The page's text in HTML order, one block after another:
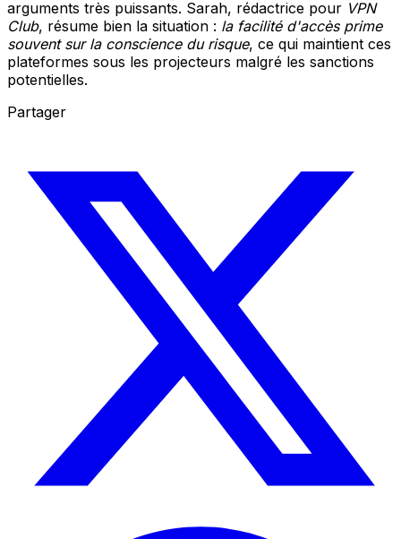
arguments très puissants. Sarah, rédactrice pour VPN
Club, résume bien la situation : la facilité d'accès prime
souvent sur la conscience du risque, ce qui maintient ces
plateformes sous les projecteurs malgré les sanctions
potentielles.
Partager